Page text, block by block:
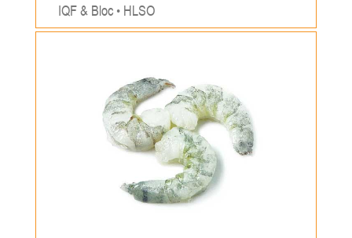
IQF & Bloc • HLSO
;